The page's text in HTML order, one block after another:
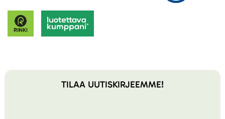
TILAA UUTISKIRJEEMME!